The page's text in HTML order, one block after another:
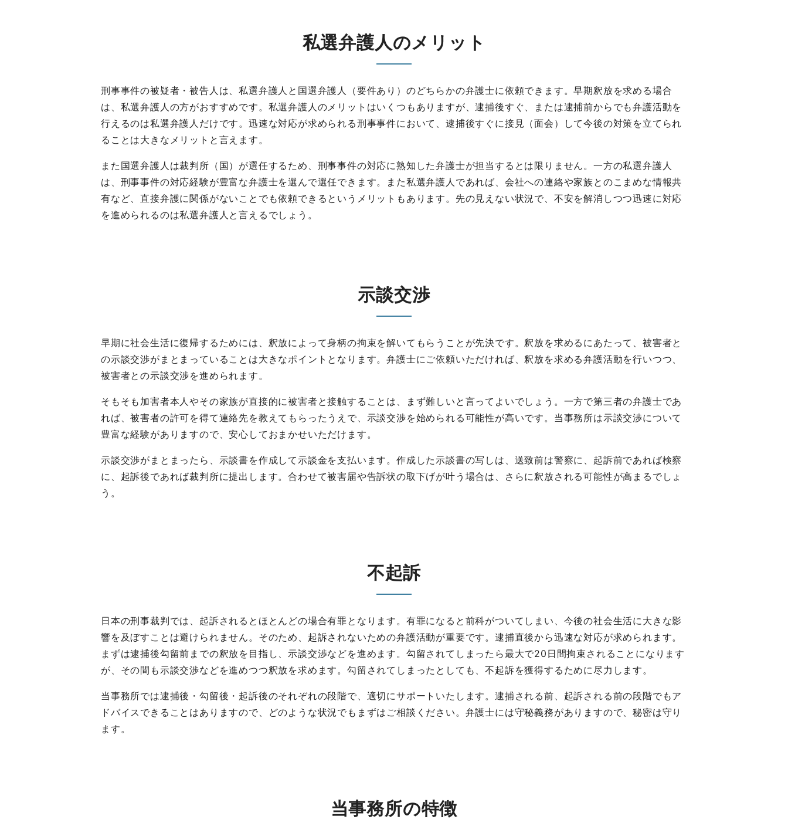
私選弁護人のメリット
刑事事件の被疑者・被告人は、私選弁護人と国選弁護人（要件あり）のどちらかの弁護士に依頼できます。早期釈放を求める場合
は、私選弁護人の方がおすすめです。私選弁護人のメリットはいくつもありますが、逮捕後すぐ、または逮捕前からでも弁護活動を
行えるのは私選弁護人だけです。迅速な対応が求められる刑事事件において、逮捕後すぐに接見（面会）して今後の対策を立てられ
ることは大きなメリットと言えます。
また国選弁護人は裁判所（国）が選任するため、刑事事件の対応に熟知した弁護士が担当するとは限りません。一方の私選弁護人
は、刑事事件の対応経験が豊富な弁護士を選んで選任できます。また私選弁護人であれば、会社への連絡や家族とのこまめな情報共
有など、直接弁護に関係がないことでも依頼できるというメリットもあります。先の見えない状況で、不安を解消しつつ迅速に対応
を進められるのは私選弁護人と言えるでしょう。
示談交渉
早期に社会生活に復帰するためには、釈放によって身柄の拘束を解いてもらうことが先決です。釈放を求めるにあたって、被害者と
の示談交渉がまとまっていることは大きなポイントとなります。弁護士にご依頼いただければ、釈放を求める弁護活動を行いつつ、
被害者との示談交渉を進められます。
そもそも加害者本人やその家族が直接的に被害者と接触することは、まず難しいと言ってよいでしょう。一方で第三者の弁護士であ
れば、被害者の許可を得て連絡先を教えてもらったうえで、示談交渉を始められる可能性が高いです。当事務所は示談交渉について
豊富な経験がありますので、安心しておまかせいただけます。
示談交渉がまとまったら、示談書を作成して示談金を支払います。作成した示談書の写しは、送致前は警察に、起訴前であれば検察
に、起訴後であれば裁判所に提出します。合わせて被害届や告訴状の取下げが叶う場合は、さらに釈放される可能性が高まるでしょ
う。
不起訴
日本の刑事裁判では、起訴されるとほとんどの場合有罪となります。有罪になると前科がついてしまい、今後の社会生活に大きな影
響を及ぼすことは避けられません。そのため、起訴されないための弁護活動が重要です。逮捕直後から迅速な対応が求められます。
まずは逮捕後勾留前までの釈放を目指し、示談交渉などを進めます。勾留されてしまったら最大で20日間拘束されることになります
が、その間も示談交渉などを進めつつ釈放を求めます。勾留されてしまったとしても、不起訴を獲得するために尽力します。
当事務所では逮捕後・勾留後・起訴後のそれぞれの段階で、適切にサポートいたします。逮捕される前、起訴される前の段階でもア
ドバイスできることはありますので、どのような状況でもまずはご相談ください。弁護士には守秘義務がありますので、秘密は守り
ます。
当事務所の特徴